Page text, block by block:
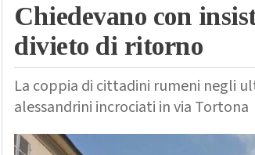
Chiedevano con
divieto di ritorno
La coppia di cittadini rumeni negli
alessandrini incrociati in via Tortona